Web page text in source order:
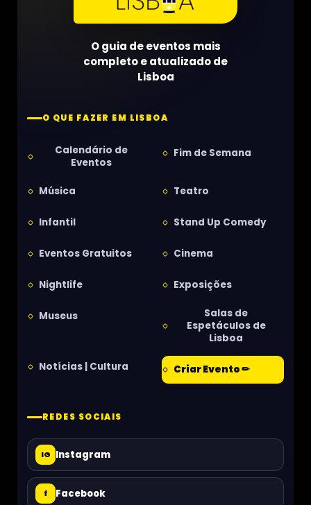
O guia de eventos mais
completo e atualizado de
Lisboa
O QUE FAZER EM LISBOA
Calendário de
Eventos
Fim de Semana
Música Teatro
Infantil Stand Up Comedy
Eventos Gratuitos Cinema
Nightlife Exposições
Museus
Salas de
Espetáculos de
Lisboa
Notícias | Cultura Criar Evento ✏
REDES SOCIAIS
IG Instagram
f Facebook